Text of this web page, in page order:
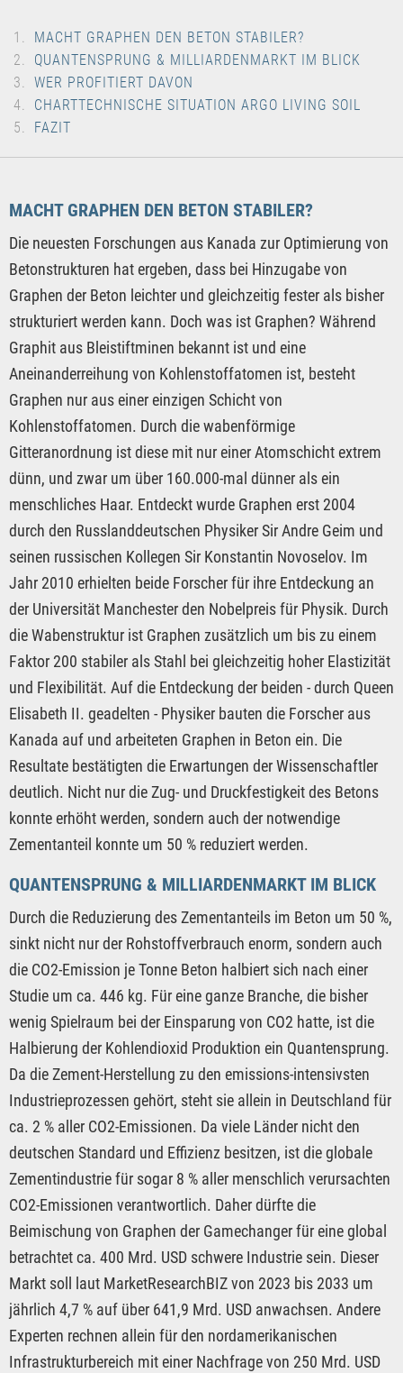
MACHT GRAPHEN DEN BETON STABILER?
QUANTENSPRUNG & MILLIARDENMARKT IM BLICK
WER PROFITIERT DAVON
CHARTTECHNISCHE SITUATION ARGO LIVING SOIL
FAZIT
MACHT GRAPHEN DEN BETON STABILER?
Die neuesten Forschungen aus Kanada zur Optimierung von
Betonstrukturen hat ergeben, dass bei Hinzugabe von
Graphen der Beton leichter und gleichzeitig fester als bisher
strukturiert werden kann. Doch was ist Graphen? Während
Graphit aus Bleistiftminen bekannt ist und eine
Aneinanderreihung von Kohlenstoffatomen ist, besteht
Graphen nur aus einer einzigen Schicht von
Kohlenstoffatomen. Durch die wabenförmige
Gitteranordnung ist diese mit nur einer Atomschicht extrem
dünn, und zwar um über 160.000-mal dünner als ein
menschliches Haar. Entdeckt wurde Graphen erst 2004
durch den Russlanddeutschen Physiker Sir Andre Geim und
seinen russischen Kollegen Sir Konstantin Novoselov. Im
Jahr 2010 erhielten beide Forscher für ihre Entdeckung an
der Universität Manchester den Nobelpreis für Physik. Durch
die Wabenstruktur ist Graphen zusätzlich um bis zu einem
Faktor 200 stabiler als Stahl bei gleichzeitig hoher Elastizität
und Flexibilität. Auf die Entdeckung der beiden - durch Queen
Elisabeth II. geadelten - Physiker bauten die Forscher aus
Kanada auf und arbeiteten Graphen in Beton ein. Die
Resultate bestätigten die Erwartungen der Wissenschaftler
deutlich. Nicht nur die Zug- und Druckfestigkeit des Betons
konnte erhöht werden, sondern auch der notwendige
Zementanteil konnte um 50 % reduziert werden.
QUANTENSPRUNG & MILLIARDENMARKT IM BLICK
Durch die Reduzierung des Zementanteils im Beton um 50 %,
sinkt nicht nur der Rohstoffverbrauch enorm, sondern auch
die CO2-Emission je Tonne Beton halbiert sich nach einer
Studie um ca. 446 kg. Für eine ganze Branche, die bisher
wenig Spielraum bei der Einsparung von CO2 hatte, ist die
Halbierung der Kohlendioxid Produktion ein Quantensprung.
Da die Zement-Herstellung zu den emissions-intensivsten
Industrieprozessen gehört, steht sie allein in Deutschland für
ca. 2 % aller CO2-Emissionen. Da viele Länder nicht den
deutschen Standard und Effizienz besitzen, ist die globale
Zementindustrie für sogar 8 % aller menschlich verursachten
CO2-Emissionen verantwortlich. Daher dürfte die
Beimischung von Graphen der Gamechanger für eine global
betrachtet ca. 400 Mrd. USD schwere Industrie sein. Dieser
Markt soll laut MarketResearchBIZ von 2023 bis 2033 um
jährlich 4,7 % auf über 641,9 Mrd. USD anwachsen. Andere
Experten rechnen allein für den nordamerikanischen
Infrastrukturbereich mit einer Nachfrage von 250 Mrd. USD